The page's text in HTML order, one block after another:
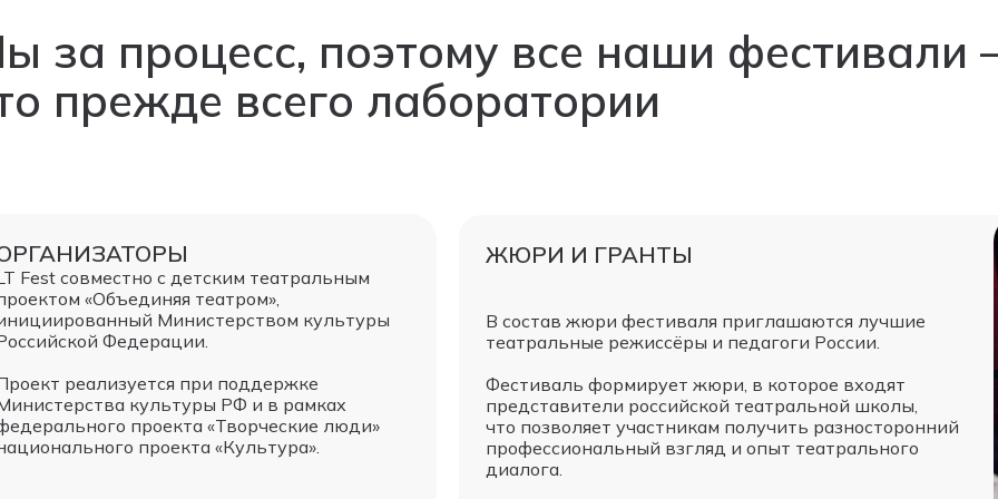
за процесс, поэтому все наши фестивали
прежде всего лаборатории
В состав жюри фестиваля приглашаются лучшие
театральные режиссёры и педагоги России.
Фестиваль формирует жюри, в которое входят
представители российской театральной школы,
что позволяет участникам получить разносторонний
профессиональный взгляд и опыт театрального
диалога.
ЖЮРИ И ГРАНТЫ
Fest совместно с детским театральным
«Объединяя театром»,
Министерством культуры
Федерации.
реализуется при поддержке
культуры РФ и в рамках
проекта «Творческие люди»
проекта «Культура».